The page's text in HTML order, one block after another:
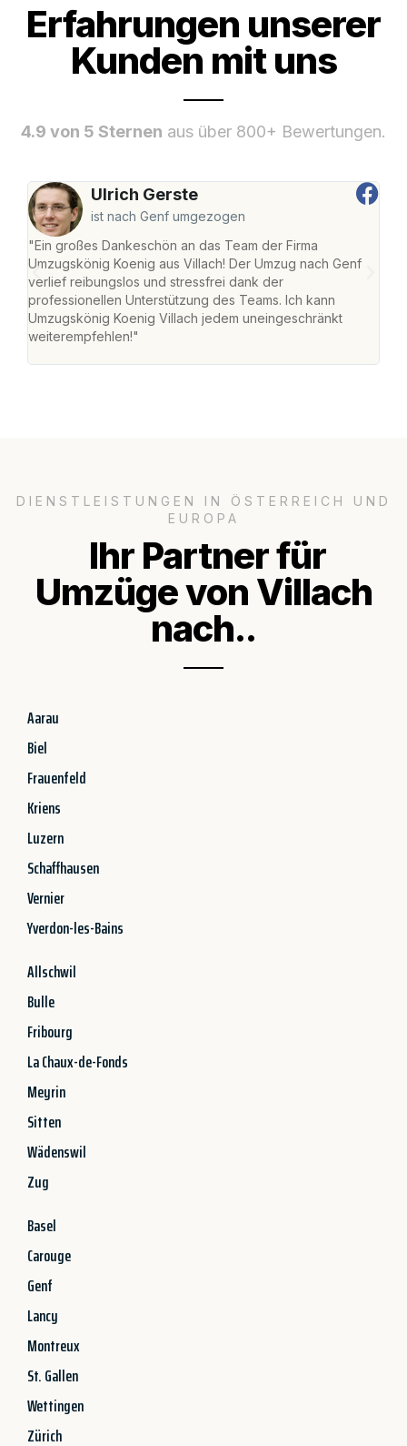
Erfahrungen unserer
Kunden mit uns
4.9 von 5 Sternen aus über 800+ Bewertungen.
Ulrich Gerste
ist nach Genf umgezogen
"Ein großes Dankeschön an das Team der Firma
Umzugskönig Koenig aus Villach! Der Umzug nach Genf
verlief reibungslos und stressfrei dank der
professionellen Unterstützung des Teams. Ich kann
Umzugskönig Koenig Villach jedem uneingeschränkt
weiterempfehlen!"
DIENSTLEISTUNGEN IN ÖSTERREICH UND
EUROPA
Ihr Partner für
Umzüge von Villach
nach..
Aarau
Biel
Frauenfeld
Kriens
Luzern
Schaffhausen
Vernier
Yverdon-les-Bains
Allschwil
Bulle
Fribourg
La Chaux-de-Fonds
Meyrin
Sitten
Wädenswil
Zug
Basel
Carouge
Genf
Lancy
Montreux
St. Gallen
Wettingen
Zürich